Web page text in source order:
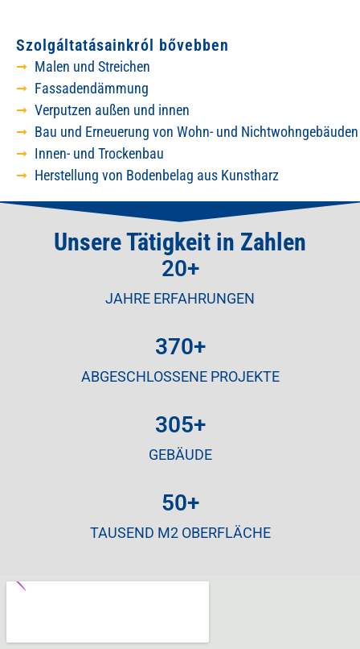
Szolgáltatásainkról bővebben
Malen und Streichen
Fassadendämmung
Verputzen außen und innen
Bau und Erneuerung von Wohn- und Nichtwohngebäuden
Innen- und Trockenbau
Herstellung von Bodenbelag aus Kunstharz
Unsere Tätigkeit in Zahlen
JAHRE ERFAHRUNGEN
20+
ABGESCHLOSSENE PROJEKTE
370+
GEBÄUDE
305+
TAUSEND M2 OBERFLÄCHE
50+